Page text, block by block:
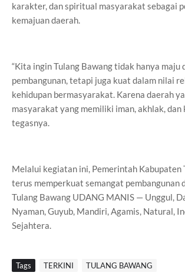
karakter, dan spiritual masyarakat sebagai
kemajuan daerah.
“Kita ingin Tulang Bawang tidak hanya maju
pembangunan, tetapi juga kuat dalam nilai
kehidupan bermasyarakat. Karena daerah
masyarakat yang memiliki iman, akhlak, dan
tegasnya.
Melalui kegiatan ini, Pemerintah Kabupaten
terus memperkuat semangat pembangunan
Tulang Bawang UDANG MANIS — Unggul,
Nyaman, Guyub, Mandiri, Agamis, Natural,
Sejahtera.
Tags TERKINI TULANG BAWANG